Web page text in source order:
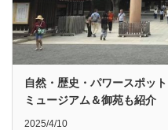
自然・歴史・パワースポッ
ミュージアム＆御苑も紹介
2025/4/10